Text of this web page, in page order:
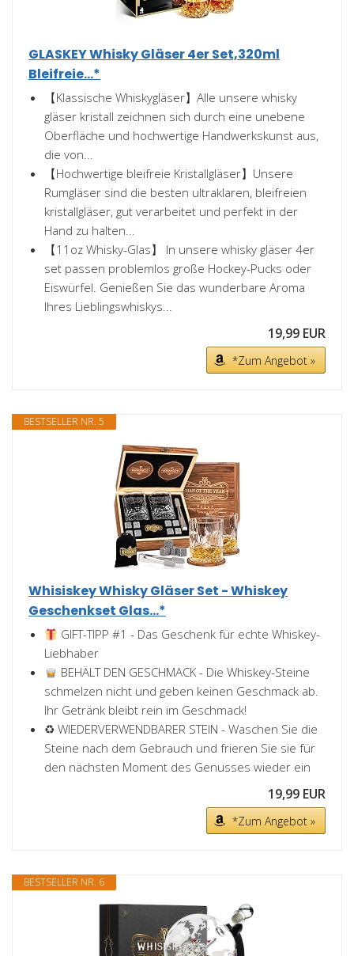
GLASKEY Whisky Gläser 4er Set,320ml
Bleifreie...*
【Klassische Whiskygläser】Alle unsere whisky
gläser kristall zeichnen sich durch eine unebene
Oberfläche und hochwertige Handwerkskunst aus,
die von...
【Hochwertige bleifreie Kristallgläser】Unsere
Rumgläser sind die besten ultraklaren, bleifreien
kristallgläser, gut verarbeitet und perfekt in der
Hand zu halten...
【11oz Whisky-Glas】 In unsere whisky gläser 4er
set passen problemlos große Hockey-Pucks oder
Eiswürfel. Genießen Sie das wunderbare Aroma
Ihres Lieblingswhiskys...
19,99 EUR
*Zum Angebot »
BESTSELLER NR. 5
Whisiskey Whisky Gläser Set - Whiskey
Geschenkset Glas...*
GIFT-TIPP #1 - Das Geschenk für echte Whiskey-
Liebhaber
BEHÄLT DEN GESCHMACK - Die Whiskey-Steine
schmelzen nicht und geben keinen Geschmack ab.
Ihr Getränk bleibt rein im Geschmack!
♻ WIEDERVERWENDBARER STEIN - Waschen Sie die
Steine nach dem Gebrauch und frieren Sie sie für
den nächsten Moment des Genusses wieder ein
19,99 EUR
*Zum Angebot »
BESTSELLER NR. 6